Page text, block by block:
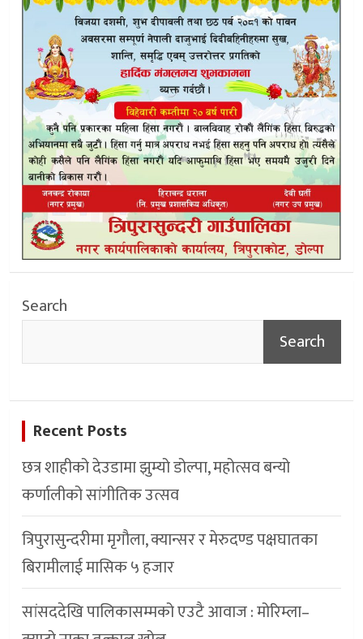
Search
Search
Recent Posts
छत्र शाहीको देउडामा झुम्यो डोल्पा, महोत्सव बन्यो
कर्णालीको सांगीतिक उत्सव
त्रिपुरासुन्दरीमा मृगौला, क्यान्सर र मेरुदण्ड पक्षघातका
बिरामीलाई मासिक ५ हजार
सांसददेखि पालिकासम्मको एउटै आवाज : मोरिम्ला–